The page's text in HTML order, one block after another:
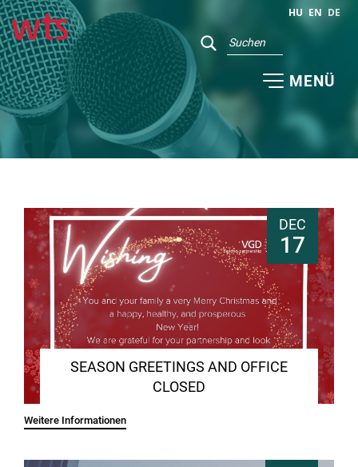
HU EN DE
MENÜ
DEC
17
SEASON GREETINGS AND OFFICE
CLOSED
Weitere Informationen